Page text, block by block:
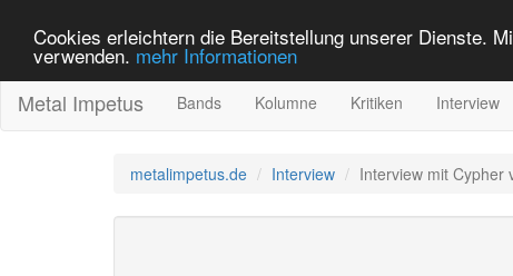
Cookies erleichtern die Bereitstellung unserer Dienste.
verwenden. mehr Informationen
Metal Impetus Bands Kolumne Kritiken Interview
metalimpetus.de Interview Interview mit Cypher